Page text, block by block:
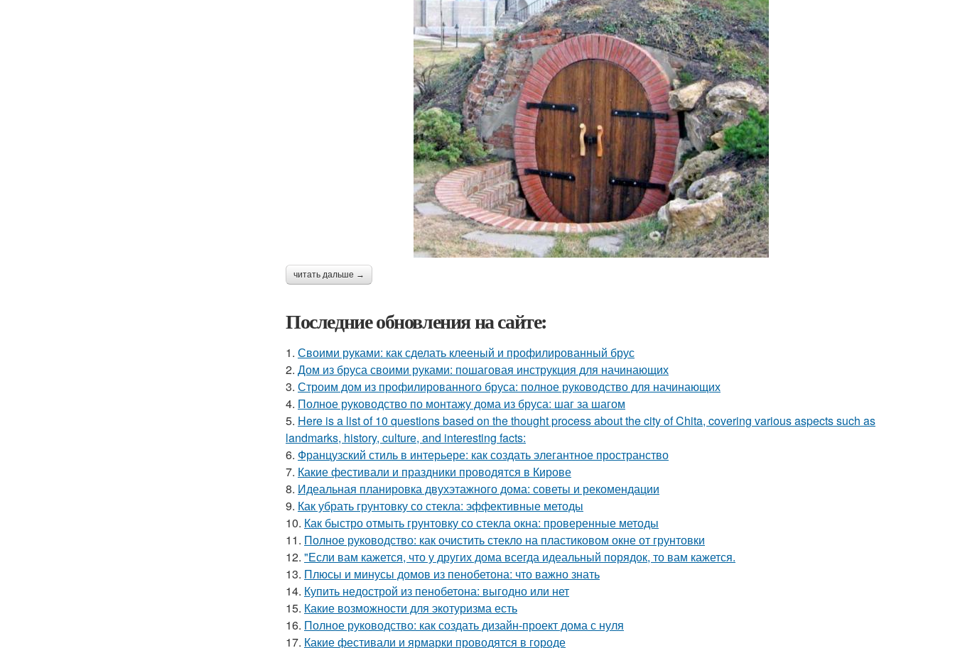
читать дальше →
Последние обновления на сайте:
1. Своими руками: как сделать клееный и профилированный брус
2. Дом из бруса своими руками: пошаговая инструкция для начинающих
3. Строим дом из профилированного бруса: полное руководство для начинающих
4. Полное руководство по монтажу дома из бруса: шаг за шагом
5. Here is a list of 10 questions based on the thought process about the city of Chita, covering various aspects such as
landmarks, history, culture, and interesting facts:
6. Французский стиль в интерьере: как создать элегантное пространство
7. Какие фестивали и праздники проводятся в Кирове
8. Идеальная планировка двухэтажного дома: советы и рекомендации
9. Как убрать грунтовку со стекла: эффективные методы
10. Как быстро отмыть грунтовку со стекла окна: проверенные методы
11. Полное руководство: как очистить стекло на пластиковом окне от грунтовки
12. "Если вам кажется, что у других дома всегда идеальный порядок, то вам кажется.
13. Плюсы и минусы домов из пенобетона: что важно знать
14. Купить недострой из пенобетона: выгодно или нет
15. Какие возможности для экотуризма есть
16. Полное руководство: как создать дизайн-проект дома с нуля
17. Какие фестивали и ярмарки проводятся в городе